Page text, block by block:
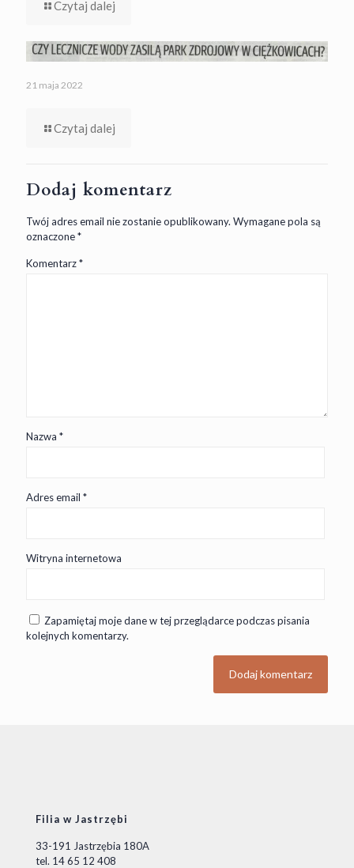
Czytaj dalej
21 maja 2022
Czytaj dalej
Dodaj komentarz
Twój adres email nie zostanie opublikowany. Wymagane pola są
oznaczone*
Komentarz*
Nazwa *
Adres email *
Witryna internetowa
Zapamiętaj moje dane w tej przeglądarce podczas pisania
kolejnych komentarzy.
Filia w Jastrzębi
33-191 Jastrzębia 180A
tel. 14 65 12 408